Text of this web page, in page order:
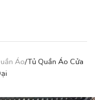
Áo/Tủ Quần Áo Cửa